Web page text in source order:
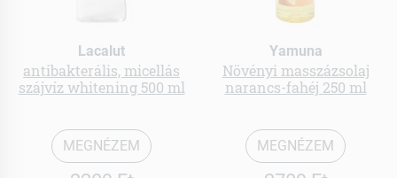
Lacalut
antibakterális, micellás
szájvíz whitening 500 ml
MEGNÉZEM
Yamuna
Növényi masszázsolaj
narancs-fahéj 250 ml
MEGNÉZEM